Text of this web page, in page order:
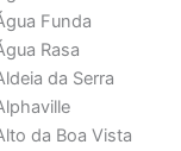
Funda
Rasa
da Serra
da Boa Vista